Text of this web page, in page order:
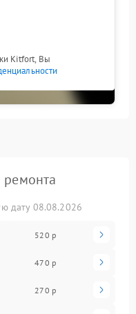
Kitfort, Вы
ремонта
дату 08.08.2026
520 р
470 р
270 р